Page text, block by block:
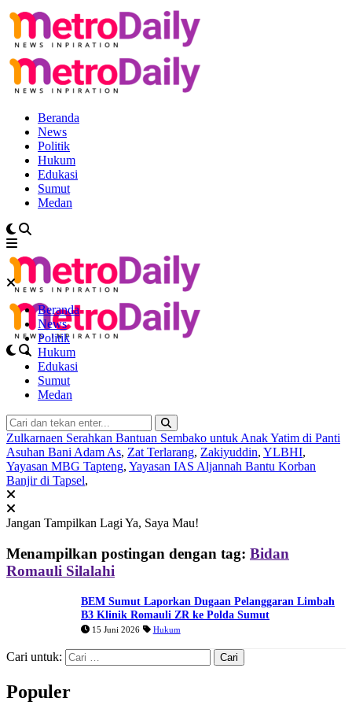
Beranda
News
Politik
Hukum
Edukasi
Sumut
Medan
Beranda
News
Politik
Hukum
Edukasi
Sumut
Medan
Zulkarnaen Serahkan Bantuan Sembako untuk Anak Yatim di Panti
Asuhan Bani Adam As, Zat Terlarang, Zakiyuddin, YLBHI,
Yayasan MBG Tapteng, Yayasan IAS Aljannah Bantu Korban
Banjir di Tapsel,
Jangan Tampilkan Lagi Ya, Saya Mau!
Menampilkan postingan dengan tag: Bidan
Romauli Silalahi
BEM Sumut Laporkan Dugaan Pelanggaran Limbah
B3 Klinik Romauli ZR ke Polda Sumut
15 Juni 2026 Hukum
Cari untuk:
Populer